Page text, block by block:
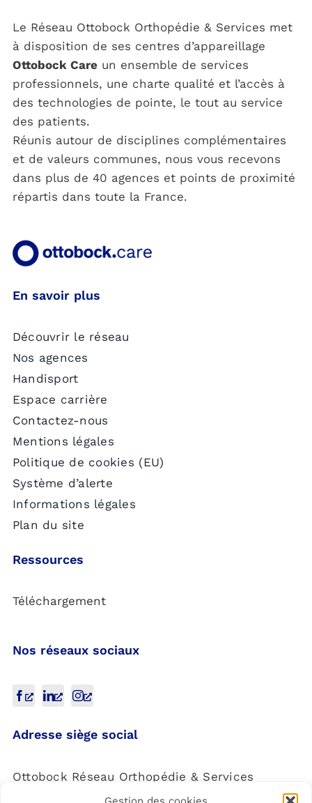
Le Réseau Ottobock Orthopédie & Services met
à disposition de ses centres d’appareillage
Ottobock Careun ensemble de services
professionnels, une charte qualité et l’accès à
des technologies de pointe, le tout au service
des patients.
Réunis autour de disciplines complémentaires
et de valeurs communes, nous vous recevons
dans plus de 40 agences et points de proximité
répartis dans toute la France.
En savoir plus
Découvrir le réseau
Nos agences
Handisport
Espace carrière
Contactez-nous
Mentions légales
Politique de cookies (EU)
Système d’alerte
Informations légales
Plan du site
Ressources
Téléchargement
Nos réseaux sociaux
Adresse siège social
Ottobock Réseau Orthopédie & Services